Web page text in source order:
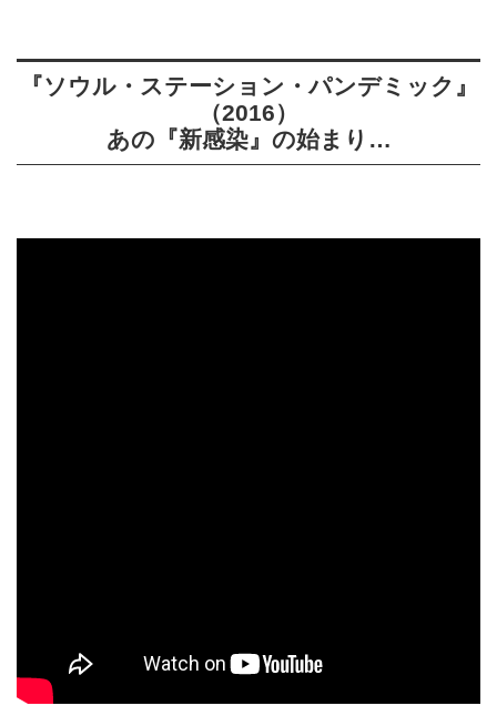
『ソウル・ステーション・パンデミック』
（2016）
あの『新感染』の始まり…